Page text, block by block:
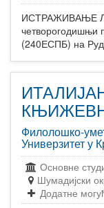
ИСТРАЖИВАЊЕ
четворогодишњи
(240ЕСПБ) на
Филолошко-
Универзитет у
Основне
Шумадијски
Додатне